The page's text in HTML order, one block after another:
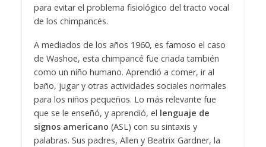
para evitar el problema fisiológico del tracto vocal
de los chimpancés.
A mediados de los años 1960, es famoso el caso
de Washoe, esta chimpancé fue criada también
como un niño humano. Aprendió a comer, ir al
baño, jugar y otras actividades sociales normales
para los niños pequeños. Lo más relevante fue
que se le enseñó, y aprendió, el lenguaje de
signos americano (ASL) con su sintaxis y
palabras. Sus padres, Allen y Beatrix Gardner, la